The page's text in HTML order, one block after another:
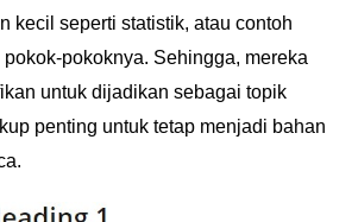
kecil seperti statistik, atau contoh
pokoknya. Sehingga, mereka
untuk dijadikan sebagai topik
penting untuk tetap menjadi bahan